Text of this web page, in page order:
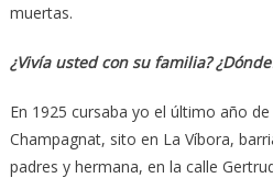
muertas.
¿Vivía usted con su familia?
En 1925 cursaba yo el último año
Champagnat, sito en La Víbora,
padres y hermana, en la calle